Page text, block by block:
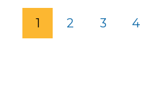
1 2 3 4